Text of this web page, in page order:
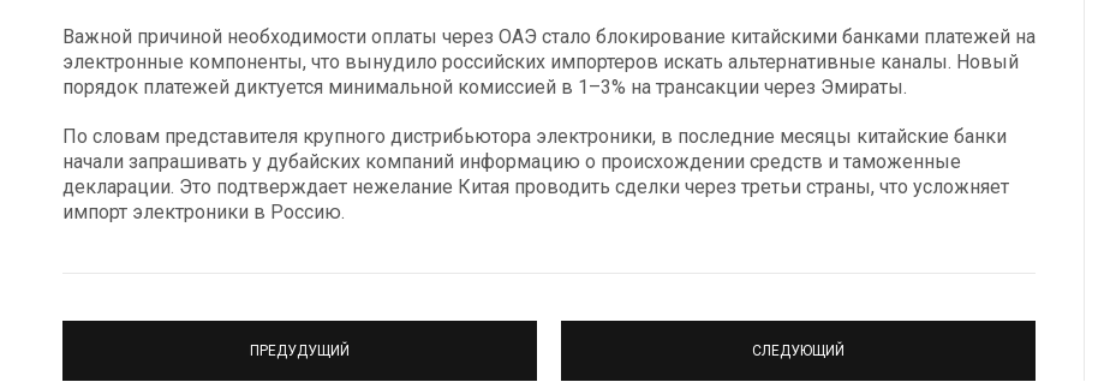
Важной причиной необходимости оплаты через ОАЭ стало блокирование китайскими банками платежей на
электронные компоненты, что вынудило российских импортеров искать альтернативные каналы. Новый
порядок платежей диктуется минимальной комиссией в 1–3% на трансакции через Эмираты.
По словам представителя крупного дистрибьютора электроники, в последние месяцы китайские банки
начали запрашивать у дубайских компаний информацию о происхождении средств и таможенные
декларации. Это подтверждает нежелание Китая проводить сделки через третьи страны, что усложняет
импорт электроники в Россию.
ПРЕДУДУЩИЙ СЛЕДУЮЩИЙ